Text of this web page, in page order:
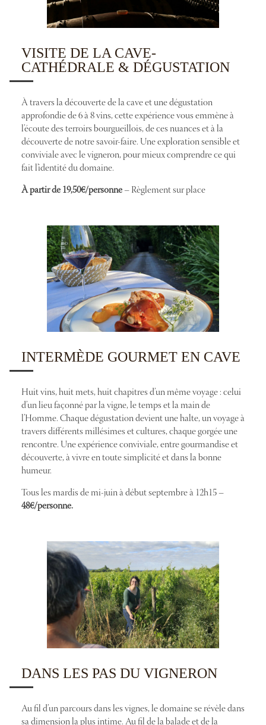
VISITE DE LA CAVE-
CATHÉDRALE & DÉGUSTATION
À travers la découverte de la cave et une dégustation
approfondie de 6 à 8 vins, cette expérience vous emmène à
l’écoute des terroirs bourgueillois, de ces nuances et à la
découverte de notre savoir-faire. Une exploration sensible et
conviviale avec le vigneron, pour mieux comprendre ce qui
fait l’identité du domaine.
À partir de 19,50€/personne– Règlement sur place
INTERMÈDE GOURMET EN CAVE
Huit vins, huit mets, huit chapitres d’un même voyage : celui
d’un lieu façonné par la vigne, le temps et la main de
l’Homme. Chaque dégustation devient une halte, un voyage à
travers différents millésimes et cultures, chaque gorgée une
rencontre. Une expérience conviviale, entre gourmandise et
découverte, à vivre en toute simplicité et dans la bonne
humeur.
Tous les mardis de mi-juin à début septembre à 12h15 –
48€/personne.
DANS LES PAS DU VIGNERON
Au fil d’un parcours dans les vignes, le domaine se révèle dans
sa dimension la plus intime. Au fil de la balade et de la